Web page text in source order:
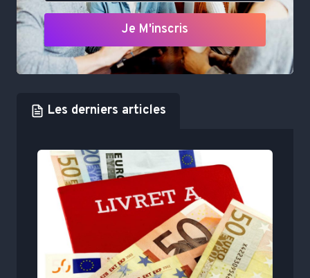
Je M'inscris
Les derniers articles